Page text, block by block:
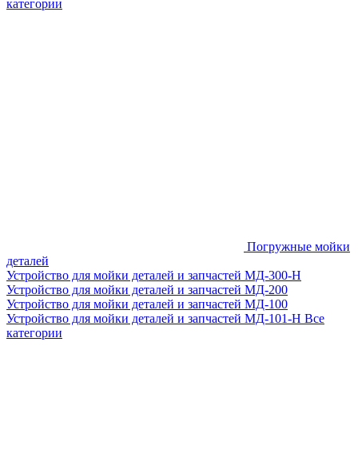
категории
Погружные мойки
деталей
Устройство для мойки деталей и запчастей МД-300-H
Устройство для мойки деталей и запчастей МД-200
Устройство для мойки деталей и запчастей МД-100
Устройство для мойки деталей и запчастей МД-101-Н Все
категории